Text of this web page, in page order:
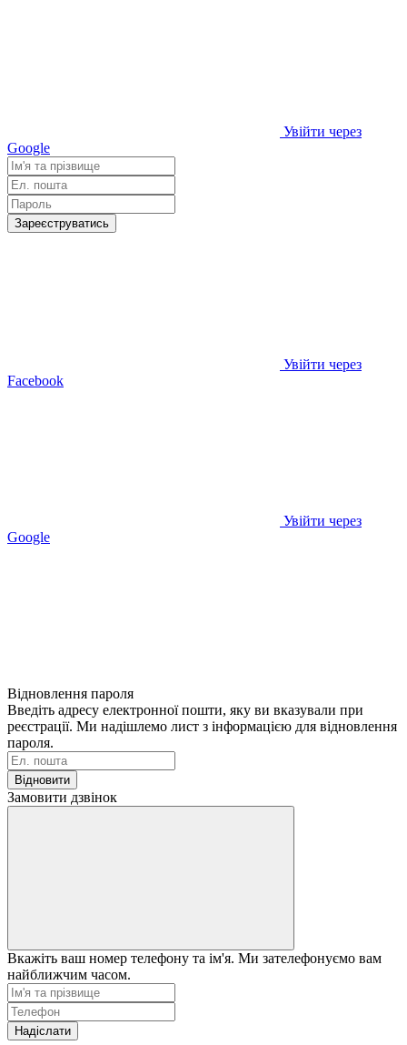
Увійти через
Google
Зареєструватись
Увійти через
Facebook
Увійти через
Google
Відновлення пароля
Введіть адресу електронної пошти, яку ви вказували при
реєстрації. Ми надішлемо лист з інформацією для відновлення
пароля.
Відновити
Замовити дзвінок
Вкажіть ваш номер телефону та ім'я. Ми зателефонуємо вам
найближчим часом.
Надіслати